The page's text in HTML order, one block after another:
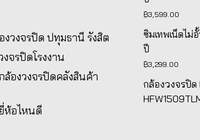
งวงจรปิด ปทุมธานี รังสิต
จรปิดโรงงาน
ล้องวงจรปิดคลังสินค้า
ห้อไหนดี
฿3,599.00
ซิมเทพเน็ตไม่
ปี
฿3,299.00
กล้องวงจรปิด